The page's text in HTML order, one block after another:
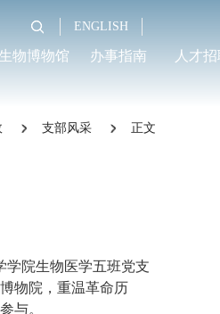
ENGLISH
物博物馆 办事指南 人才
支部风采 正文
学院生物医学五班党支
物院，重温革命历
与。